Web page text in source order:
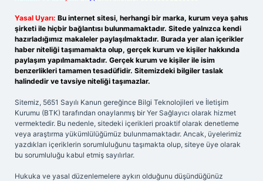
Yasal Uyarı: Bu internet sitesi, herhangi bir marka, kurum veya şahıs
şirketi ile hiçbir bağlantısı bulunmamaktadır. Sitede yalnızca kendi
hazırladığımız makaleler paylaşılmaktadır. Burada yer alan içerikler
haber niteliği taşımamakta olup, gerçek kurum ve kişiler hakkında
paylaşım yapılmamaktadır. Gerçek kurum ve kişiler ile isim
benzerlikleri tamamen tesadüfidir. Sitemizdeki bilgiler taslak
halindedir ve tavsiye niteliği taşımazlar.
Sitemiz, 5651 Sayılı Kanun gereğince Bilgi Teknolojileri ve İletişim
Kurumu (BTK) tarafından onaylanmış bir Yer Sağlayıcı olarak hizmet
vermektedir. Bu nedenle, sitedeki içerikleri proaktif olarak denetleme
veya araştırma yükümlülüğümüz bulunmamaktadır. Ancak, üyelerimiz
yazdıkları içeriklerin sorumluluğunu taşımakta olup, siteye üye olarak
bu sorumluluğu kabul etmiş sayılırlar.
Hukuka ve yasal düzenlemelere aykırı olduğunu düşündüğünüz